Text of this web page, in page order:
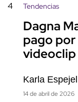
4 Tendencias
Dagna
pago
videoclip
Karla Espejel
14 de abril de 2026